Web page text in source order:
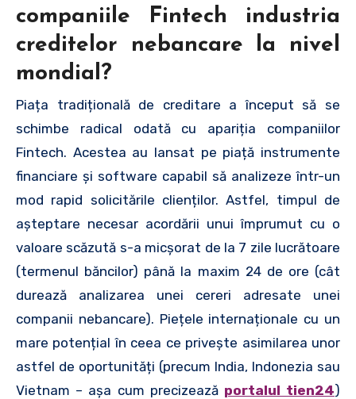
companiile Fintech industria
creditelor nebancare la nivel
mondial?
Piața tradițională de creditare a început să se
schimbe radical odată cu apariția companiilor
Fintech. Acestea au lansat pe piață instrumente
financiare și software capabil să analizeze într-un
mod rapid solicitările clienților. Astfel, timpul de
așteptare necesar acordării unui împrumut cu o
valoare scăzută s-a micșorat de la 7 zile lucrătoare
(termenul băncilor) până la maxim 24 de ore (cât
durează analizarea unei cereri adresate unei
companii nebancare). Piețele internaționale cu un
mare potențial în ceea ce privește asimilarea unor
astfel de oportunități (precum India, Indonezia sau
Vietnam – așa cum precizează portalul tien24)